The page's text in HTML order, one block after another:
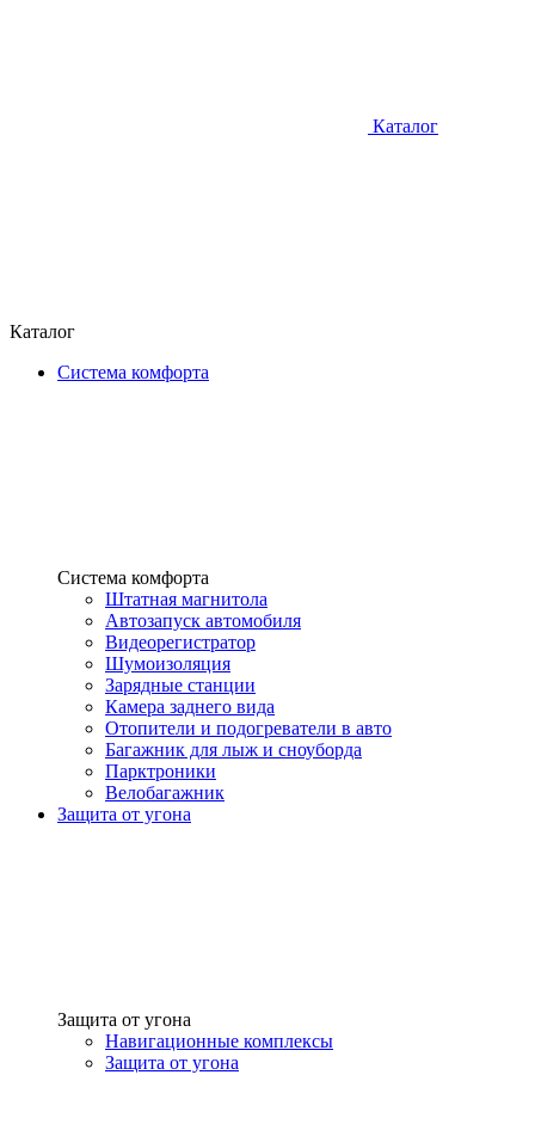
Каталог
Каталог
Система комфорта
Система комфорта
Штатная магнитола
Автозапуск автомобиля
Видеорегистратор
Шумоизоляция
Зарядные станции
Камера заднего вида
Отопители и подогреватели в авто
Багажник для лыж и сноуборда
Парктроники
Велобагажник
Защита от угона
Защита от угона
Навигационные комплексы
Защита от угона